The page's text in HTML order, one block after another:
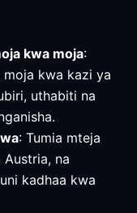
kwa moja:
moja kwa kazi ya
uthabiti na
: Tumia mteja
na
kadhaa kwa